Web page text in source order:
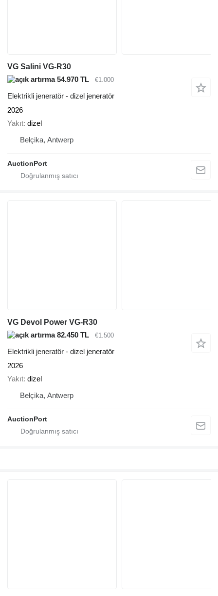
VG Salini VG-R30
54.970 TL
€1.000
Elektrikli jeneratör - dizel jeneratör
2026
Yakıt dizel
Belçika, Antwerp
AuctionPort
VG Devol Power VG-R30
82.450 TL
€1.500
Elektrikli jeneratör - dizel jeneratör
2026
Yakıt dizel
Belçika, Antwerp
AuctionPort